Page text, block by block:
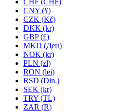
CHF (CHF)
CNY (¥)
CZK (Kč)
DKK (kr)
GBP (£)
MKD (Ден)
NOK (kr)
PLN (zł)
RON (lei)
RSD (Din.)
SEK (kr)
TRY (TL)
ZAR (R)